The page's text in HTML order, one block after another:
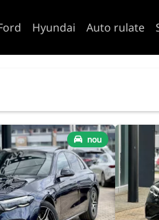
Hyundai Auto rulate
nou